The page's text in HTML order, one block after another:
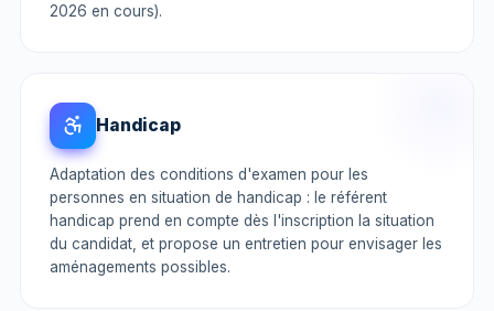
2026 en cours).
Handicap
Adaptation des conditions d'examen pour les
personnes en situation de handicap : le référent
handicap prend en compte dès l'inscription la situation
du candidat, et propose un entretien pour envisager les
aménagements possibles.